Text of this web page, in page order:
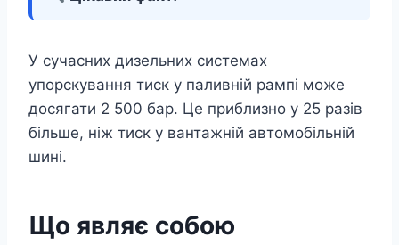
У сучасних дизельних системах
упорскування тиск у паливній рампі може
досягати 2 500 бар. Це приблизно у 25 разів
більше, ніж тиск у вантажній автомобільній
шині.
Що являє собою